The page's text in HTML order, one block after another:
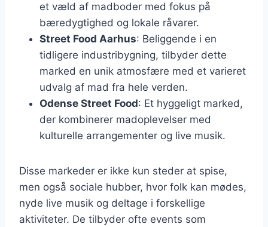
et væld af madboder med fokus på
bæredygtighed og lokale råvarer.
Street Food Aarhus: Beliggende i en
tidligere industribygning, tilbyder dette
marked en unik atmosfære med et varieret
udvalg af mad fra hele verden.
Odense Street Food: Et hyggeligt marked,
der kombinerer madoplevelser med
kulturelle arrangementer og live musik.
Disse markeder er ikke kun steder at spise,
men også sociale hubber, hvor folk kan mødes,
nyde live musik og deltage i forskellige
aktiviteter. De tilbyder ofte events som